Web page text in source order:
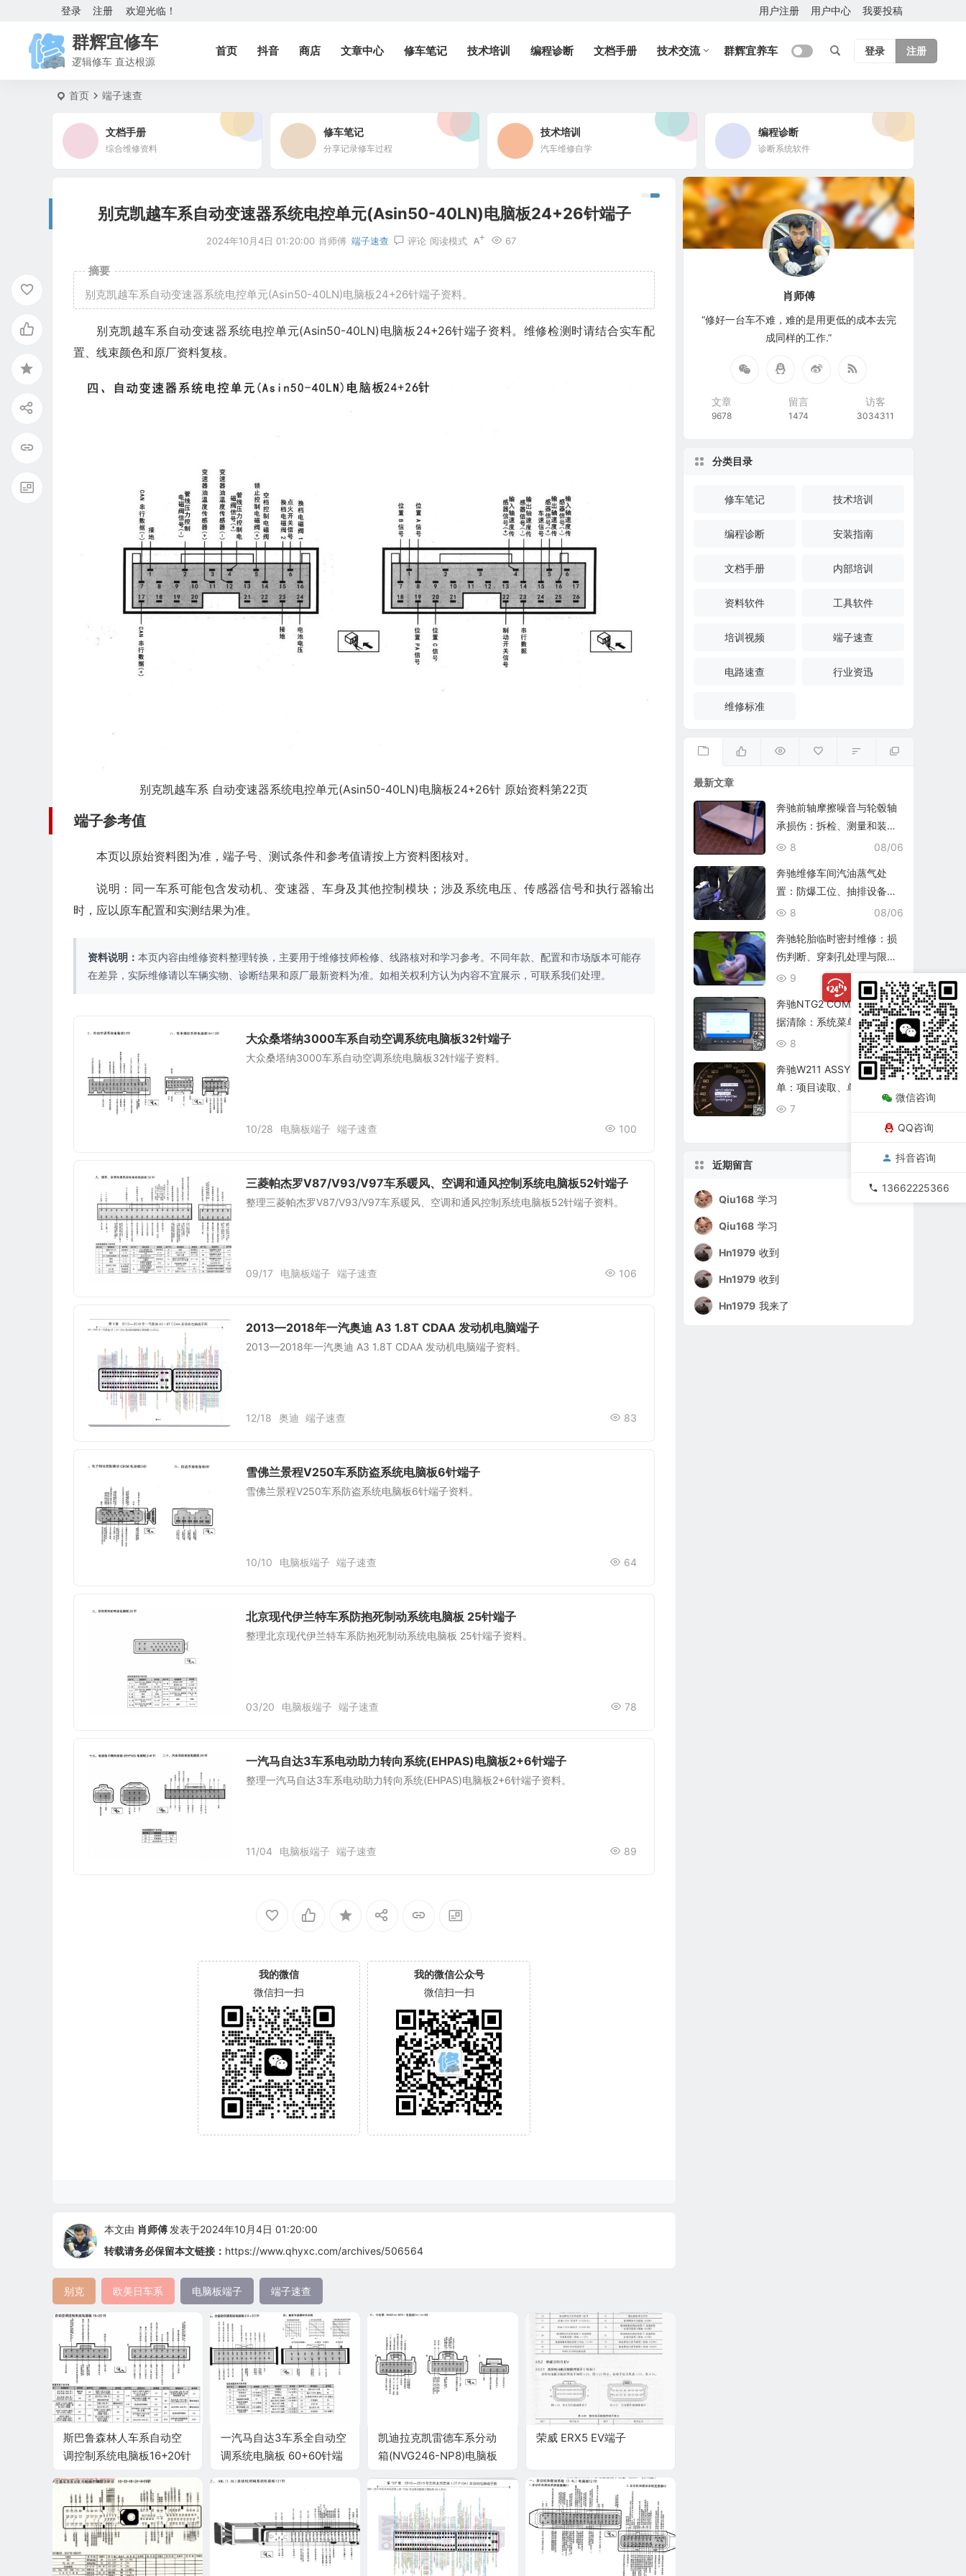
欢迎光临！
登录 注册 用户注册 用户中心 我要投稿
群辉宜修车
逻辑修车 直达根源
首页 抖音 商店 文章中心 修车笔记 技术培训 编程诊断 文档手册 技术交流 群辉宜养车 登录 注册
首页 端子速查
文档手册
综合维修资料
修车笔记
分享记录修车过程
技术培训
汽车维修自学
编程诊断
诊断系统软件
别克凯越车系自动变速器系统电控单元(Asin50-40LN)电脑板24+26针端子
2024年10月4日 01:20:00 肖师傅 端子速查 评论 67
阅读模式
摘要
别克凯越车系自动变速器系统电控单元(Asin50-40LN)电脑板24+26针端子资料。
别克凯越车系自动变速器系统电控单元(Asin50-40LN)电脑板24+26针端子资料。维修检测时请结合实车配
置、线束颜色和原厂资料复核。
别克凯越车系 自动变速器系统电控单元(Asin50-40LN)电脑板24+26针 原始资料第22页
端子参考值
本页以原始资料图为准，端子号、测试条件和参考值请按上方资料图核对。
说明：同一车系可能包含发动机、变速器、车身及其他控制模块；涉及系统电压、传感器信号和执行器输出
时，应以原车配置和实测结果为准。
资料说明： 本页内容由维修资料整理转换，主要用于维修技师检修、线路核对和学习参考。不同年款、配置和市场版本可能存
在差异，实际维修请以车辆实物、诊断结果和原厂最新资料为准。如相关权利方认为内容不宜展示，可联系我们处理。
大众桑塔纳3000车系自动空调系统电脑板32针端子
大众桑塔纳3000车系自动空调系统电脑板32针端子资料。
10/28 100
电脑板端子 端子速查
三菱帕杰罗V87/V93/V97车系暖风、空调和通风控制系统电脑板52针端子
整理三菱帕杰罗V87/V93/V97车系暖风、空调和通风控制系统电脑板52针端子资料。
09/17 106
电脑板端子 端子速查
2013—2018年一汽奥迪 A3 1.8T CDAA 发动机电脑端子
2013—2018年一汽奥迪 A3 1.8T CDAA 发动机电脑端子资料。
12/18 83
奥迪 端子速查
雪佛兰景程V250车系防盗系统电脑板6针端子
雪佛兰景程V250车系防盗系统电脑板6针端子资料。
10/10 64
电脑板端子 端子速查
北京现代伊兰特车系防抱死制动系统电脑板 25针端子
整理北京现代伊兰特车系防抱死制动系统电脑板 25针端子资料。
03/20 78
电脑板端子 端子速查
一汽马自达3车系电动助力转向系统(EHPAS)电脑板2+6针端子
整理一汽马自达3车系电动助力转向系统(EHPAS)电脑板2+6针端子资料。
11/04 89
电脑板端子 端子速查
我的微信
微信扫一扫
我的微信公众号
微信扫一扫
本文由 肖师傅 发表于2024年10月4日 01:20:00
转载请务必保留本文链接： https://www.qhyxc.com/archives/506564
别克 欧美日车系 电脑板端子 端子速查
斯巴鲁森林人车系自动空
调控制系统电脑板16+20针
一汽马自达3车系全自动空
调系统电脑板 60+60针端
凯迪拉克凯雷德车系分动
箱(NVG246-NP8)电脑板
荣威 ERX5 EV端子
肖师傅
“修好一台车不难，难的是用更低的成本去完
成同样的工作.”
文章
9678
留言
1474
访客
3034311
分类目录
修车笔记 技术培训
编程诊断 安装指南
文档手册 内部培训
资料软件 工具软件
培训视频 端子速查
电路速查 行业资迅
维修标准
最新文章
奔驰前轴摩擦噪音与轮毂轴
承损伤：拆检、测量和装复
复查
08/06
8
奔驰维修车间汽油蒸气处
置：防爆工位、抽排设备与
燃油收集
08/06
8
奔驰轮胎临时密封维修：损
伤判断、穿刺孔处理与限速
复查
08/06
9
奔驰NTG2 COMAND个人数
据清除：系统菜单、恢复出
厂与结果确认
08/06
8
奔驰W211 ASSYST保养菜
单：项目读取、单项确认与
复位核查
7
近期留言
Qiu168 学习
Qiu168 学习
Hn1979 收到
Hn1979 收到
Hn1979 我来了
微信咨询
QQ咨询
抖音咨询
13662225366